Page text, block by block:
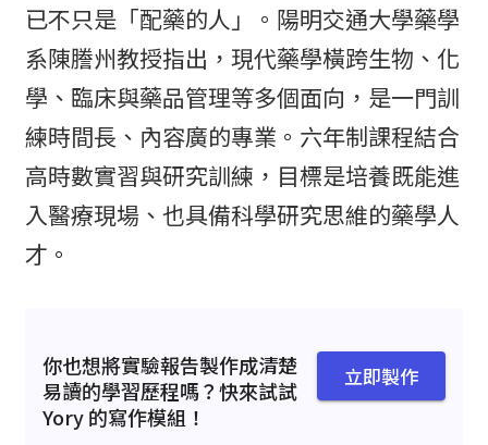
已不只是「配藥的人」。陽明交通大學藥學
系陳謄州教授指出，現代藥學橫跨生物、化
學、臨床與藥品管理等多個面向，是一門訓
練時間長、內容廣的專業。六年制課程結合
高時數實習與研究訓練，目標是培養既能進
入醫療現場、也具備科學研究思維的藥學人
才。
你也想將實驗報告製作成清楚
易讀的學習歷程嗎？快來試試
Yory 的寫作模組！
立即製作